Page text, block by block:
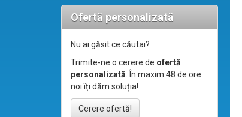
Ofertă personalizată
Nu ai găsit ce căutai?
Trimite-ne o cerere de ofertă
personalizată. În maxim 48 de ore
noi îți dăm soluția!
Cerere ofertă!